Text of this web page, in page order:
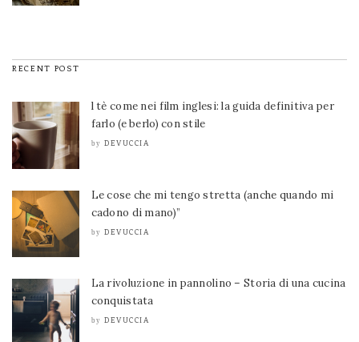
RECENT POST
l tè come nei film inglesi: la guida definitiva per
farlo (e berlo) con stile
by DEVUCCIA
Le cose che mi tengo stretta (anche quando mi
cadono di mano)”
by DEVUCCIA
La rivoluzione in pannolino – Storia di una cucina
conquistata
by DEVUCCIA